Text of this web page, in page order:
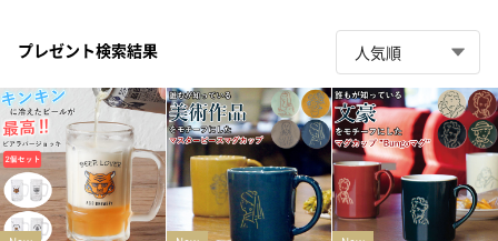
プレゼント検索結果